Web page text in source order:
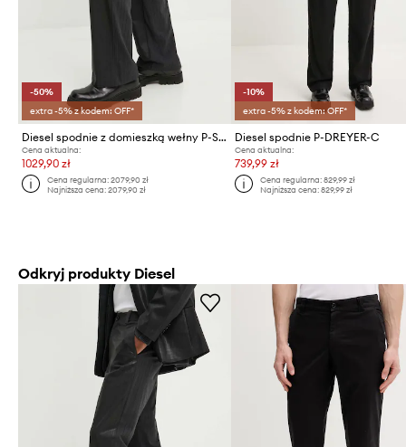
-50%
extra -5% z kodem: OFF*
Diesel spodnie z domieszką wełny P-STANLEY
Cena aktualna:
1029,90 zł
Cena regularna:2079,90 zł
Najniższa cena:2079,90 zł
-10%
extra -5% z kodem: OFF*
Diesel spodnie P-DREYER-C
Cena aktualna:
739,99 zł
Cena regularna: 829,99 zł
Najniższa cena: 829,99 zł
Odkryj produkty Diesel